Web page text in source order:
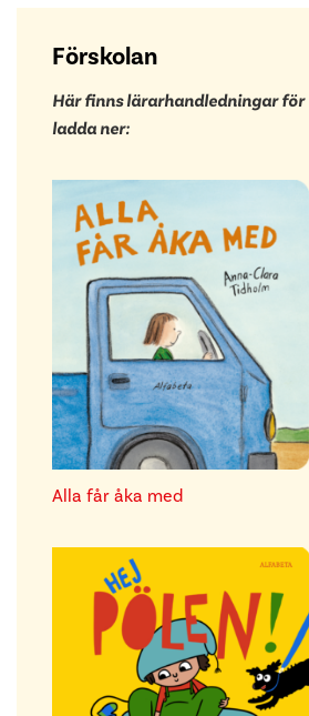
Förskolan
Här finns lärarhandledningar för
ladda ner:
Alla får åka med